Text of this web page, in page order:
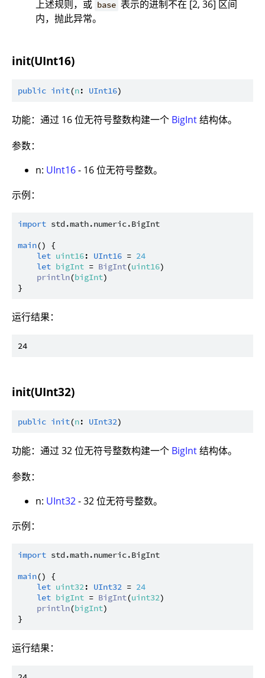
上述规则，或 base 表示的进制不在 [2, 36] 区间
内，抛此异常。
init(UInt16)
public init(n: UInt16
功能：通过 16 位无符号整数构建一个 BigInt结构体。
参数：
n: UInt16- 16 位无符号整数。
示例：
import std.math.numeric.BigInt
main() {
let uint16: UInt16 = 24
let bigInt = BigInt(uint16)
println(bigInt)
运行结果：
init(UInt32)
public init(n: UInt32
功能：通过 32 位无符号整数构建一个 BigInt结构体。
参数：
n: UInt32- 32 位无符号整数。
示例：
import std.math.numeric.BigInt
main() {
let uint32: UInt32 = 24
let bigInt = BigInt(uint32)
println(bigInt)
运行结果：